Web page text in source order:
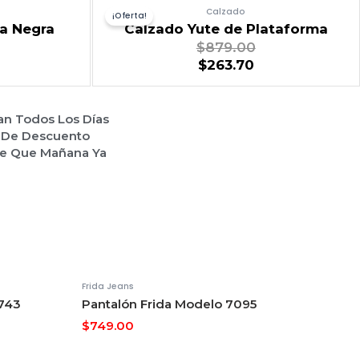
Negra
¡Oferta! Calzado
Calzado Yute de Plataforma
$879.00
$263.70
Todos Los Días
Descuento
Que Mañana Ya
Frida Jeans
Pantalón Frida Modelo 7095
$749.00